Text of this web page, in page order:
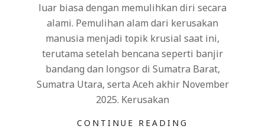
luar biasa dengan memulihkan diri secara
alami. Pemulihan alam dari kerusakan
manusia menjadi topik krusial saat ini,
terutama setelah bencana seperti banjir
bandang dan longsor di Sumatra Barat,
Sumatra Utara, serta Aceh akhir November
2025. Kerusakan
CONTINUE READING